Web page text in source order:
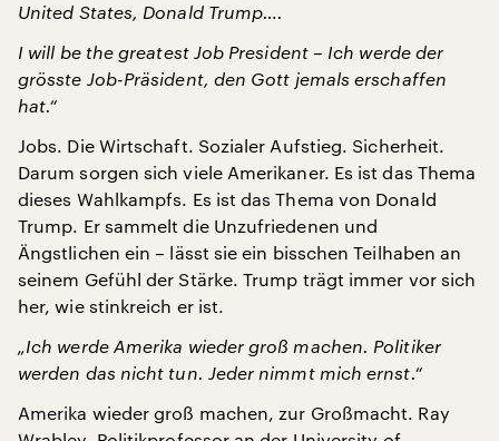
United States, Donald Trump….
I will be the greatest Job President – Ich werde der
grösste Job-Präsident, den Gott jemals erschaffen
hat.“
Jobs. Die Wirtschaft. Sozialer Aufstieg. Sicherheit.
Darum sorgen sich viele Amerikaner. Es ist das Thema
dieses Wahlkampfs. Es ist das Thema von Donald
Trump. Er sammelt die Unzufriedenen und
Ängstlichen ein – lässt sie ein bisschen Teilhaben an
seinem Gefühl der Stärke. Trump trägt immer vor sich
her, wie stinkreich er ist.
„Ich werde Amerika wieder groß machen. Politiker
werden das nicht tun. Jeder nimmt mich ernst.“
Amerika wieder groß machen, zur Großmacht. Ray